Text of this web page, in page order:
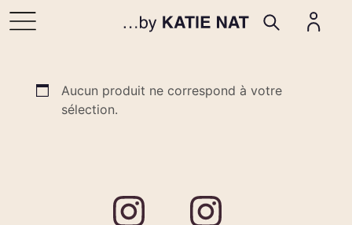
Aucun produit ne correspond à votre
sélection.